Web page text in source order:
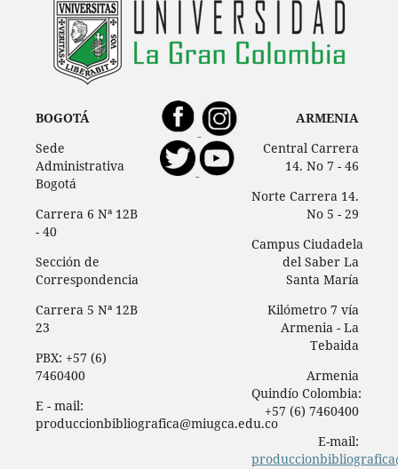
BOGOTÁ
Sede
Administrativa
Bogotá
Carrera 6 Nª 12B
- 40
Sección de
Correspondencia
Carrera 5 Nª 12B
23
PBX: +57 (6)
7460400
E - mail:
produccionbibliografica@miugca.edu.co
ARMENIA
Central Carrera
14. No 7 - 46
Norte Carrera 14.
No 5 - 29
Campus Ciudadela
del Saber La
Santa María
Kilómetro 7 vía
Armenia - La
Tebaida
Armenia
Quindío Colombia:
+57 (6) 7460400
E-mail: